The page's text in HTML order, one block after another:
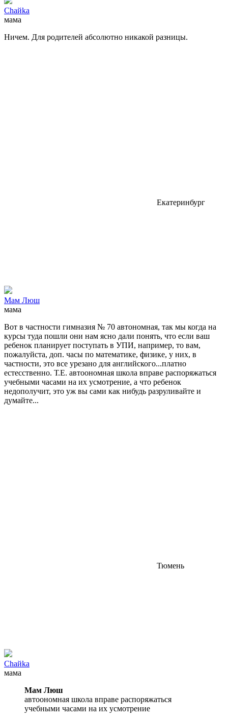
Chайkа
мама
Ничем. Для родителей абсолютно никакой разницы.
Екатеринбург
Мам Люш
мама
Вот в частности гимназия № 70 автономная, так мы когда на
курсы туда пошли они нам ясно дали понять, что если ваш
ребенок планирует поступать в УПИ, например, то вам,
пожалуйста, доп. часы по математике, физике, у них, в
частности, это все урезано для английского...платно
естесственно. Т.Е. автоономная школа вправе распоряжаться
учебными часами на их усмотрение, а что ребенок
недополучит, это уж вы сами как нибудь разруливайте и
думайте...
Тюмень
Chайkа
мама
Мам Люш
автоономная школа вправе распоряжаться
учебными часами на их усмотрение